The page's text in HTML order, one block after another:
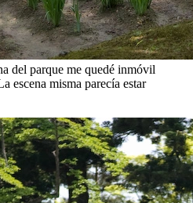
del parque me quedé inmóvil
escena misma parecía estar